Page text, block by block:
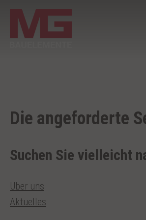
Die angeforderte
Suchen Sie vielleicht
Über uns
Aktuelles